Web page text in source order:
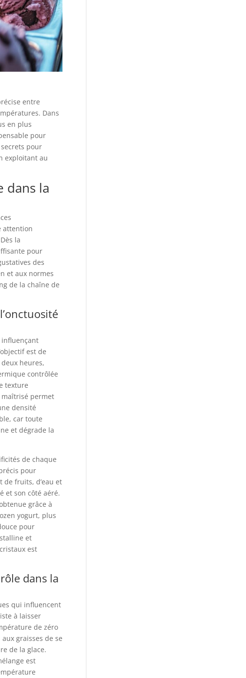
entre
Dans
en plus
pour
pour
exploitant au
dans la
attention
la
pour
des
et aux normes
de la chaîne de
est de
heures,
contrôlée
texture
maîtrisé permet
densité
car toute
et dégrade la
de chaque
pour
de fruits, d’eau et
et son côté aéré.
grâce à
yogurt, plus
pour
et
est
dans la
qui influencent
à laisser
de zéro
graisses de se
de la glace.
est